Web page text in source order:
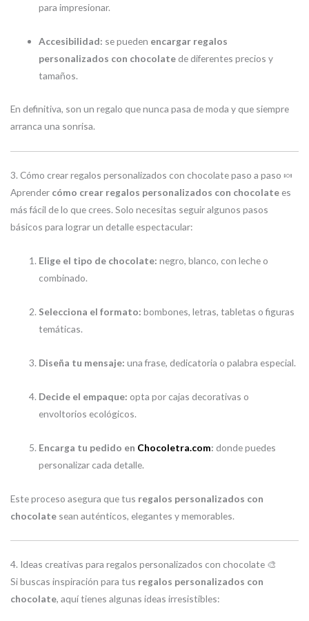
para impresionar.
Accesibilidad: se pueden encargar regalos
personalizados con chocolate de diferentes precios y
tamaños.
En definitiva, son un regalo que nunca pasa de moda y que siempre
arranca una sonrisa.
3. Cómo crear regalos personalizados con chocolate paso a paso 🍬
Aprender cómo crear regalos personalizados con chocolate es
más fácil de lo que crees. Solo necesitas seguir algunos pasos
básicos para lograr un detalle espectacular:
Elige el tipo de chocolate: negro, blanco, con leche o
combinado.
Selecciona el formato: bombones, letras, tabletas o figuras
temáticas.
Diseña tu mensaje: una frase, dedicatoria o palabra especial.
Decide el empaque: opta por cajas decorativas o
envoltorios ecológicos.
Encarga tu pedido en Chocoletra.com: donde puedes
personalizar cada detalle.
Este proceso asegura que tus regalos personalizados con
chocolate sean auténticos, elegantes y memorables.
4. Ideas creativas para regalos personalizados con chocolate 🎨
Si buscas inspiración para tus regalos personalizados con
chocolate, aquí tienes algunas ideas irresistibles: